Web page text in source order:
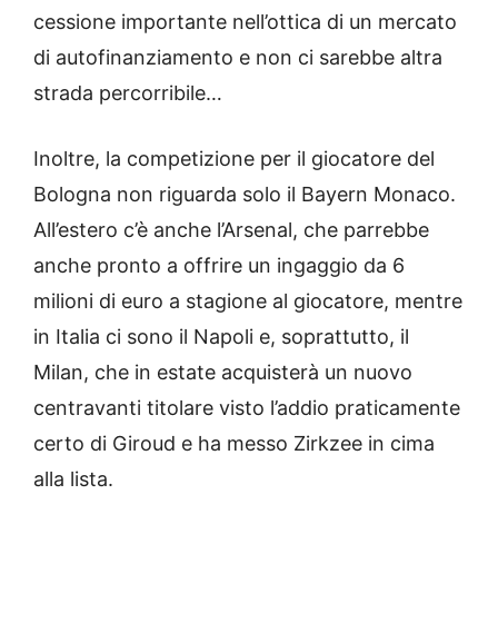
cessione importante nell’ottica di un mercato
di autofinanziamento e non ci sarebbe altra
strada percorribile…
Inoltre, la competizione per il giocatore del
Bologna non riguarda solo il Bayern Monaco.
All’estero c’è anche l’Arsenal, che parrebbe
anche pronto a offrire un ingaggio da 6
milioni di euro a stagione al giocatore, mentre
in Italia ci sono il Napoli e, soprattutto, il
Milan, che in estate acquisterà un nuovo
centravanti titolare visto l’addio praticamente
certo di Giroud e ha messo Zirkzee in cima
alla lista.